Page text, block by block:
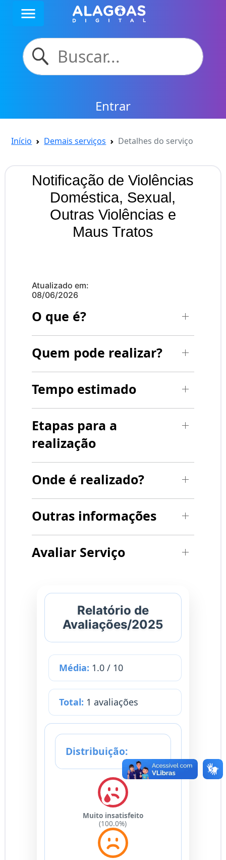
menu
Entrar
Início Demais serviços Detalhes do serviço
Notificação de Violências
Doméstica, Sexual,
Outras Violências e
Maus Tratos
Atualizado em:
08/06/2026
O que é?
Quem pode realizar?
Tempo estimado
Etapas para a
realização
Onde é realizado?
Outras informações
Avaliar Serviço
Relatório de
Avaliações/2025
Média: 1.0 / 10
Total: 1 avaliações
Distribuição:
Muito insatisfeito
(100.0%)